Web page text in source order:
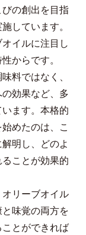
の創出を目指
しています。
イルに注目し
からです。
料ではなく、
効果など、多
ます。本格的
めたのは、こ
明し、どのよ
ことが効果的
リーブオイル
味覚の両方を
とができれば